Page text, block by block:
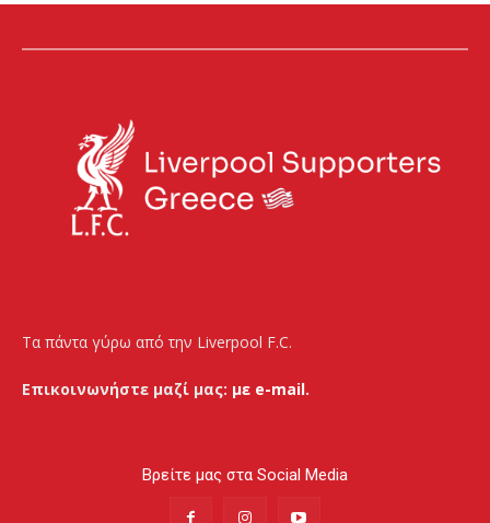
Τα πάντα γύρω από την Liverpool F.C.
Επικοινωνήστε μαζί μας: με e-mail.
Βρείτε μας στα Social Media